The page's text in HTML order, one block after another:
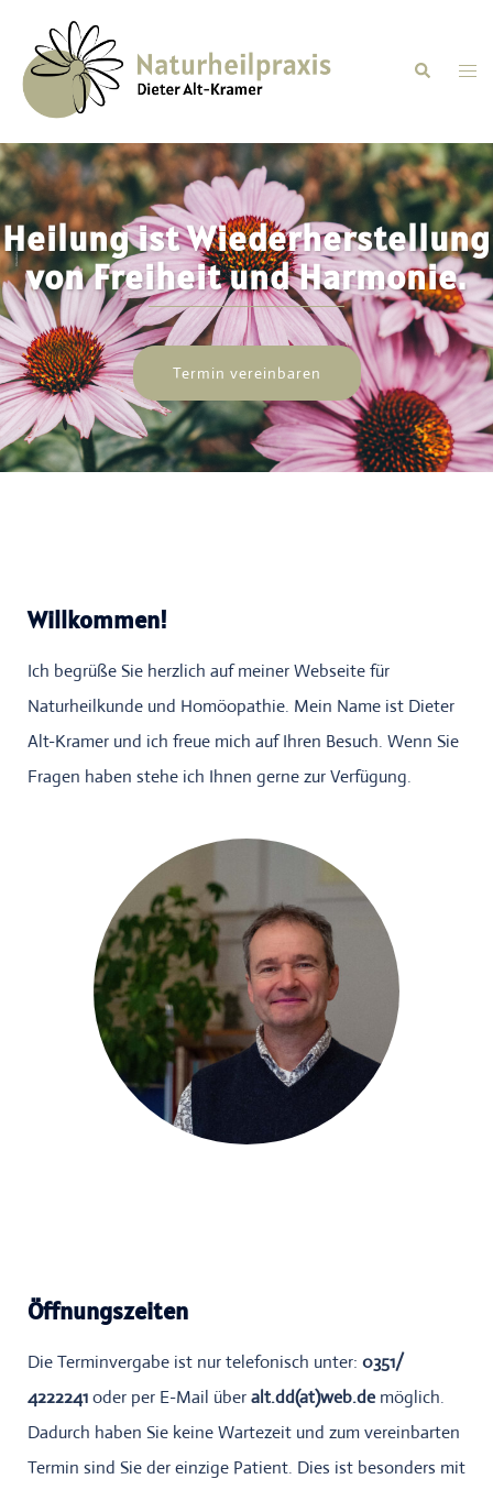
Heilung ist Wiederherstellung
von Freiheit und Harmonie.
Termin vereinbaren
Willkommen!
Ich begrüße Sie herzlich auf meiner Webseite für
Naturheilkunde und Homöopathie. Mein Name ist Dieter
Alt-Kramer und ich freue mich auf Ihren Besuch. Wenn Sie
Fragen haben stehe ich Ihnen gerne zur Verfügung.
Öffnungszeiten
Die Terminvergabe ist nur telefonisch unter: 0351/
4222241oder per E-Mail überalt.dd(at)web.de möglich.
Dadurch haben Sie keine Wartezeit und zum vereinbarten
Termin sind Sie der einzige Patient. Dies ist besonders mit